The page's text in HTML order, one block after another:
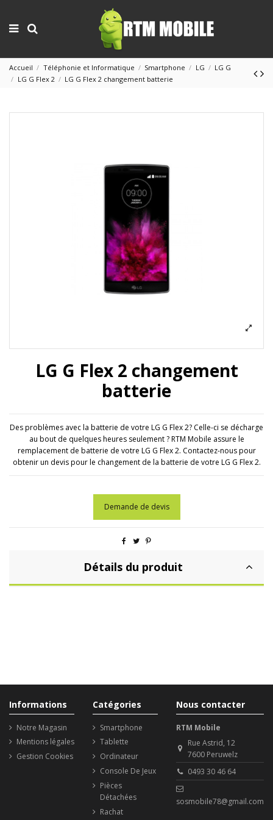
Accueil Téléphonie et Informatique Smartphone LG
LG G
LG G Flex 2
LG G Flex 2 changement batterie
LG G Flex 2 changement
batterie
Des problèmes avec la batterie de votre LG G Flex 2? Celle-ci se décharge
au bout de quelques heures seulement ? RTM Mobile assure le
remplacement de batterie de votre LG G Flex 2. Contactez-nous pour
obtenir un devis pour le changement de la batterie de votre LG G Flex 2.
Demande de devis
Détails du produit
Informations
Notre Magasin
Mentions légales
Gestion Cookies
Catégories
Smartphone
Tablette
Ordinateur
Console De Jeux
Pièces
Détachées
Rachat
Nous contacter
RTM Mobile
Rue Astrid, 12
7600 Peruwelz
0493 30 46 64
sosmobile78@gmail.com